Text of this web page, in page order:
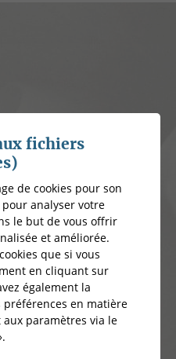
fichiers
de cookies pour son
analyser votre
le but de vous offrir
et améliorée.
que si vous
en cliquant sur
également la
en matière
aux paramètres via le